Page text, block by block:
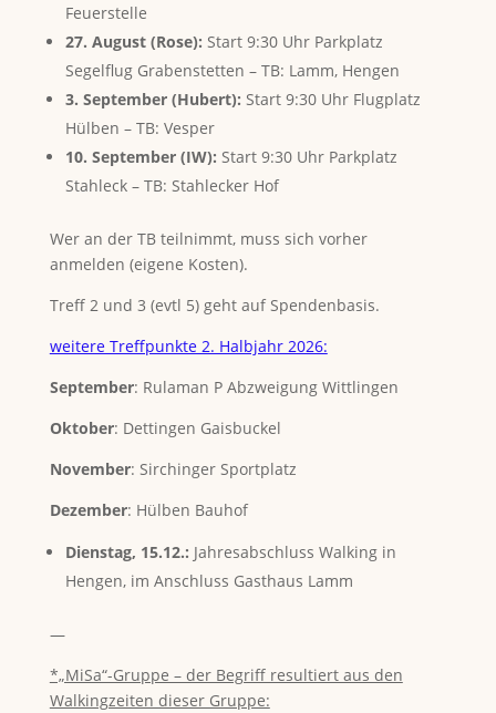
Feuerstelle
27. August (Rose): Start 9:30 Uhr Parkplatz
Segelflug Grabenstetten – TB: Lamm, Hengen
3. September (Hubert): Start 9:30 Uhr Flugplatz
Hülben – TB: Vesper
10. September (IW): Start 9:30 Uhr Parkplatz
Stahleck – TB: Stahlecker Hof
Wer an der TB teilnimmt, muss sich vorher
anmelden (eigene Kosten).
Treff 2 und 3 (evtl 5) geht auf Spendenbasis.
weitere Treffpunkte 2. Halbjahr 2026:
September: Rulaman P Abzweigung Wittlingen
Oktober: Dettingen Gaisbuckel
November: Sirchinger Sportplatz
Dezember: Hülben Bauhof
Dienstag, 15.12.: Jahresabschluss Walking in
Hengen, im Anschluss Gasthaus Lamm
—
*„MiSa“-Gruppe – der Begriff resultiert aus den
Walkingzeiten dieser Gruppe: